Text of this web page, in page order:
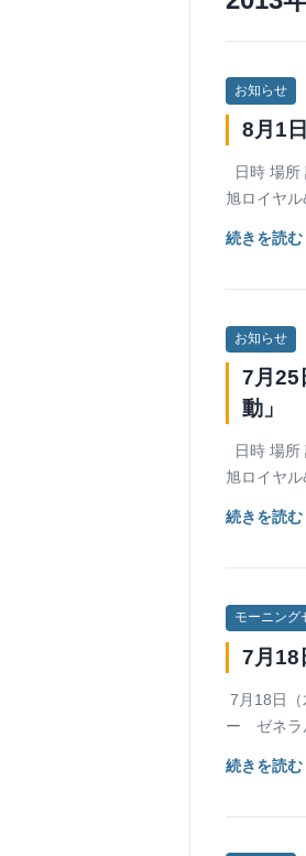
お知らせ
8月1
日時 場
旭ロイヤル
続きを読
お知らせ
7月25
動」
日時 場
旭ロイヤ
続きを読
モーニング
7月18
7月18日
ー ゼネラ
続きを読